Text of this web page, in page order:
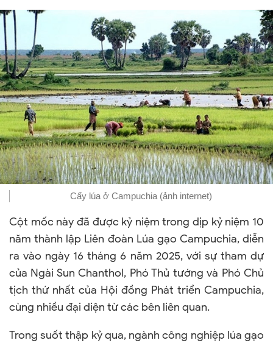
Cấy lúa ở Campuchia (ảnh internet)
Cột mốc này đã được kỷ niệm trong dịp kỷ niệm 10
năm thành lập Liên đoàn Lúa gạo Campuchia, diễn
ra vào ngày 16 tháng 6 năm 2025, với sự tham dự
của Ngài Sun Chanthol, Phó Thủ tướng và Phó Chủ
tịch thứ nhất của Hội đồng Phát triển Campuchia,
cùng nhiều đại diện từ các bên liên quan.
Trong suốt thập kỷ qua, ngành công nghiệp lúa gạo